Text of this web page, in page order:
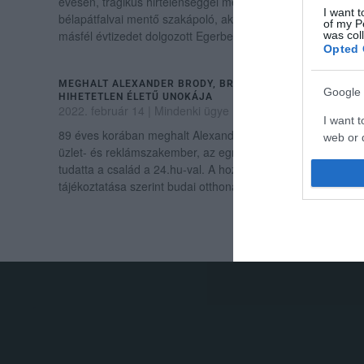
I want
of my
was
Opted
Google
I want
web or
I want
I want
I want
I want
I want
bélapátfalvai mentő szakápoló, aki korábban több mint
másfél évtizedet dolgozott Egerben r...
MEGHALT ALEXANDER BRODY, BRÓDY SÁNDOR
HIHETETLEN ÉLETŰ UNOKÁJA
2022. február 14
Mindenki ügye
89 éves korában meghalt Alexander Brody író, valamint
üzlet- és reklámszakember, az egri Bródy Sándor unokája,
tudatta a család a 24.hu-val. A hozzátartozók
tájékoztatása szerint budai otthonában v...